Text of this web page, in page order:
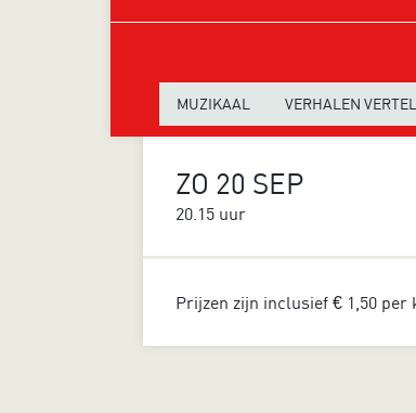
MUZIKAAL VERHALEN
ZO 20 SEP
20.15 uur
Prijzen zijn inclusief € 1,50 per